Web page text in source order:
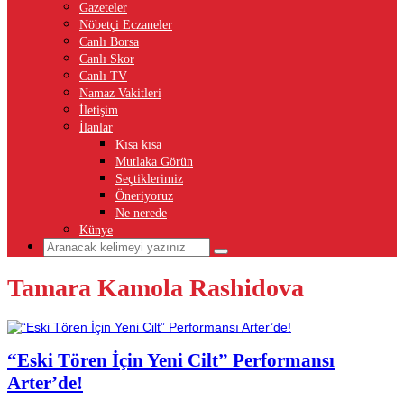
Gazeteler
Nöbetçi Eczaneler
Canlı Borsa
Canlı Skor
Canlı TV
Namaz Vakitleri
İletişim
İlanlar
Kısa kısa
Mutlaka Görün
Seçtiklerimiz
Öneriyoruz
Ne nerede
Künye
Tamara Kamola Rashidova
“Eski Tören İçin Yeni Cilt” Performansı
Arter’de!